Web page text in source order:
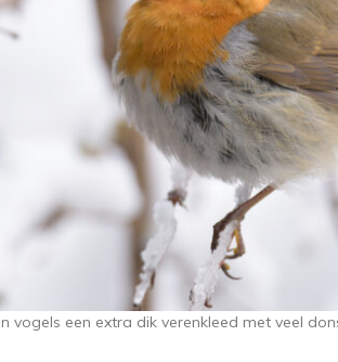
vogels een extra dik verenkleed met veel